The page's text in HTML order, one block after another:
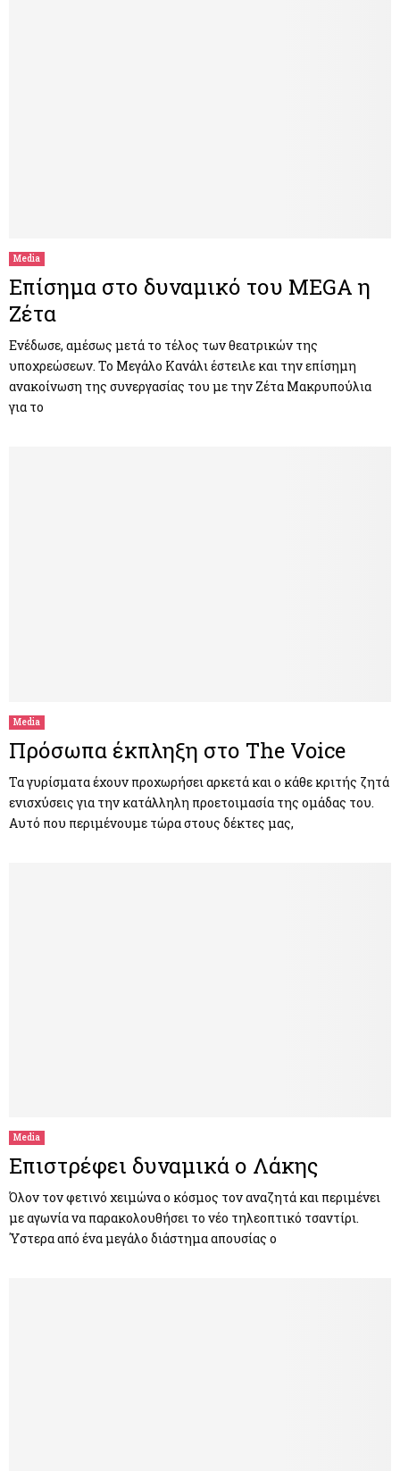
Media
Επίσημα στο δυναμικό του MEGA η
Ζέτα
Ενέδωσε, αμέσως μετά το τέλος των θεατρικών της
υποχρεώσεων. Το Μεγάλο Κανάλι έστειλε και την επίσημη
ανακοίνωση της συνεργασίας του με την Ζέτα Μακρυπούλια
για το
Media
Πρόσωπα έκπληξη στο The Voice
Τα γυρίσματα έχουν προχωρήσει αρκετά και ο κάθε κριτής ζητά
ενισχύσεις για την κατάλληλη προετοιμασία της ομάδας του.
Αυτό που περιμένουμε τώρα στους δέκτες μας,
Media
Επιστρέφει δυναμικά ο Λάκης
Όλον τον φετινό χειμώνα ο κόσμος τον αναζητά και περιμένει
με αγωνία να παρακολουθήσει το νέο τηλεοπτικό τσαντίρι.
Ύστερα από ένα μεγάλο διάστημα απουσίας ο